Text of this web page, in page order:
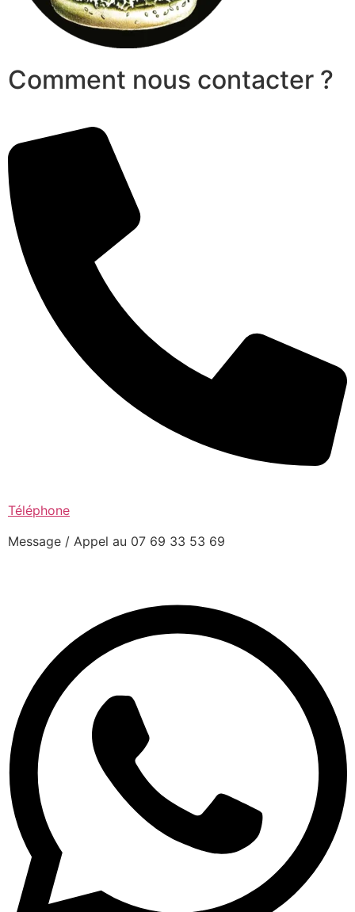
Comment nous contacter ?
Téléphone
Message / Appel au 07 69 33 53 69